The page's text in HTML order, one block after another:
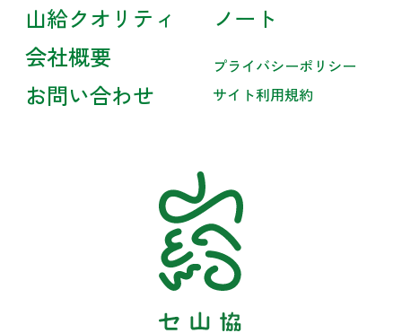
山給クオリティ
会社概要
お問い合わせ
ノート
プライバシーポリシー
サイト利用規約